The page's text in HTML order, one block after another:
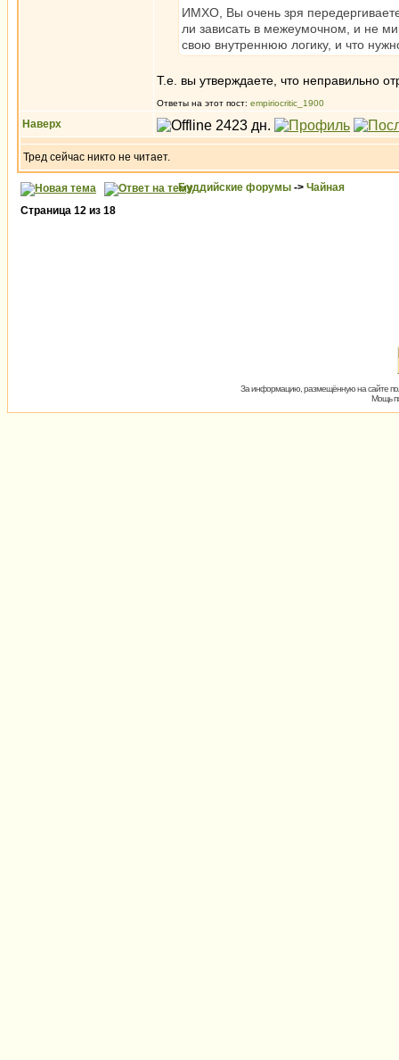
ИМХО, Вы очень зря
ли зависать в межеумочном, и не
свою внутреннюю логику, и что
Т.е. вы утверждаете, что неправильно
Ответы на этот пост: empiriocritic_1900
Наверх
Тред сейчас никто не читает.
Буддийские форумы -> Чайная
Страница 12 из 18
За информацию, размещённую на сайте
Мощь